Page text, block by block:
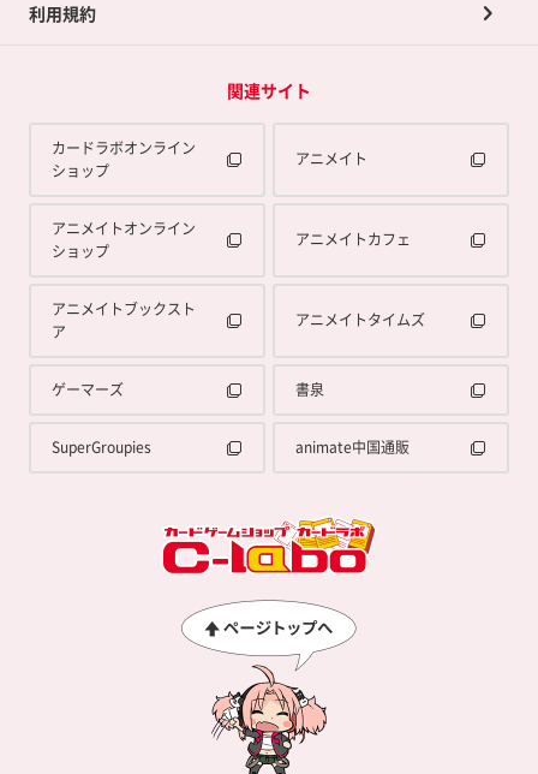
利用規約
関連サイト
カードラボオンライン
ショップ
アニメイト
アニメイトオンライン
ショップ
アニメイトカフェ
アニメイトブックスト
ア
アニメイトタイムズ
ゲーマーズ 書泉
SuperGroupies animate中国通販